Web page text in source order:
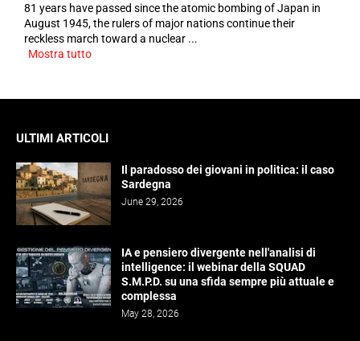
81 years have passed since the atomic bombing of Japan in
August 1945, the rulers of major nations continue their
reckless march toward a nuclear ...
Mostra tutto
ULTIMI ARTICOLI
Il paradosso dei giovani in politica: il caso
Sardegna
June 29, 2026
IA e pensiero divergente nell'analisi di
intelligence: il webinar della SQUAD
S.M.P.D. su una sfida sempre più attuale e
complessa
May 28, 2026